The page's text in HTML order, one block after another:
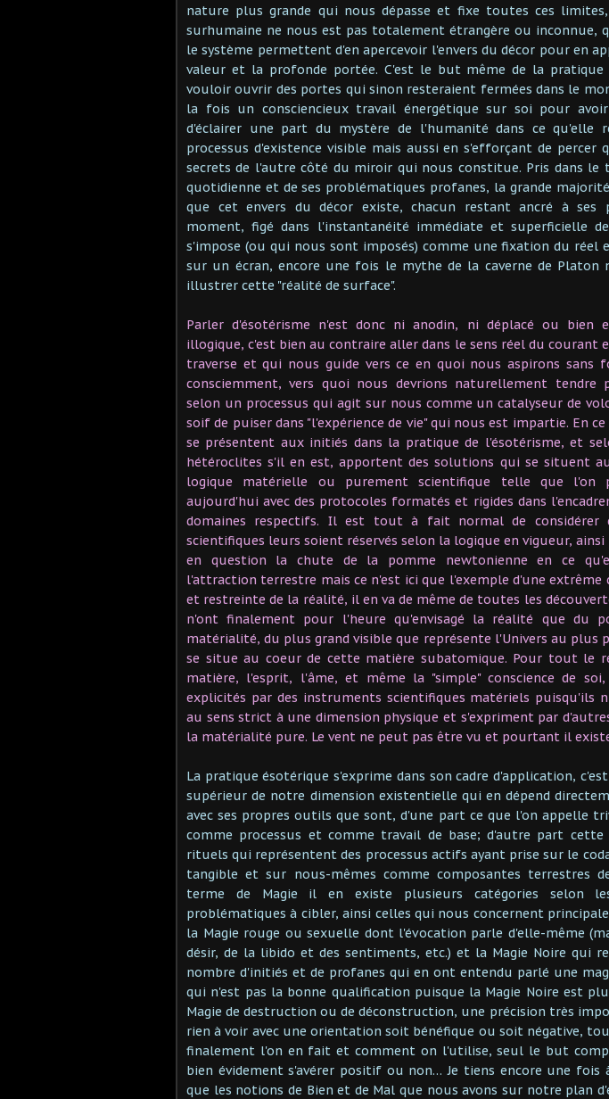
nature plus grande qui nous dépasse et fixe toutes ces
surhumaine ne nous est pas totalement étrangère ou inconnue,
le système permettent d'en apercevoir l'envers du décor pour en
valeur et la profonde portée. C'est le but même de la pratique
vouloir ouvrir des portes qui sinon resteraient fermées dans le
la fois un consciencieux travail énergétique sur soi pour
d'éclairer une part du mystère de l'humanité dans ce qu'elle
processus d'existence visible mais aussi en s'efforçant de percer
secrets de l'autre côté du miroir qui nous constitue. Pris dans le
quotidienne et de ses problématiques profanes, la grande
que cet envers du décor existe, chacun restant ancré à ses
moment, figé dans l'instantanéité immédiate et superficielle
s'impose (ou qui nous sont imposés) comme une fixation du réel
sur un écran, encore une fois le mythe de la caverne de Platon
illustrer cette "réalité de surface".
Parler d'ésotérisme n'est donc ni anodin, ni déplacé ou bien
illogique, c'est bien au contraire aller dans le sens réel du courant
traverse et qui nous guide vers ce en quoi nous aspirons sans
consciemment, vers quoi nous devrions naturellement tendre
selon un processus qui agit sur nous comme un catalyseur de
soif de puiser dans "l'expérience de vie" qui nous est impartie. En
se présentent aux initiés dans la pratique de l'ésotérisme, et
hétéroclites s'il en est, apportent des solutions qui se situent
logique matérielle ou purement scientifique telle que l'on
aujourd'hui avec des protocoles formatés et rigides dans
domaines respectifs. Il est tout à fait normal de considérer
scientifiques leurs soient réservés selon la logique en vigueur,
en question la chute de la pomme newtonienne en ce
l'attraction terrestre mais ce n'est ici que l'exemple d'une extrême
et restreinte de la réalité, il en va de même de toutes les
n'ont finalement pour l'heure qu'envisagé la réalité que du
matérialité, du plus grand visible que représente l'Univers au plus
se situe au coeur de cette matière subatomique. Pour tout le
matière, l'esprit, l'âme, et même la "simple" conscience de
explicités par des instruments scientifiques matériels puisqu'ils
au sens strict à une dimension physique et s'expriment par
la matérialité pure. Le vent ne peut pas être vu et pourtant il
La pratique ésotérique s'exprime dans son cadre d'application,
supérieur de notre dimension existentielle qui en dépend
avec ses propres outils que sont, d'une part ce que l'on appelle
comme processus et comme travail de base; d'autre part cette
rituels qui représentent des processus actifs ayant prise sur le
tangible et sur nous-mêmes comme composantes terrestres
terme de Magie il en existe plusieurs catégories selon
problématiques à cibler, ainsi celles qui nous concernent
la Magie rouge ou sexuelle dont l'évocation parle d'elle-même
désir, de la libido et des sentiments, etc.) et la Magie Noire qui
nombre d'initiés et de profanes qui en ont entendu parlé une
qui n'est pas la bonne qualification puisque la Magie Noire est
Magie de destruction ou de déconstruction, une précision très
rien à voir avec une orientation soit bénéfique ou soit négative,
finalement l'on en fait et comment on l'utilise, seul le but
bien évidement s'avérer positif ou non… Je tiens encore une fois
que les notions de Bien et de Mal que nous avons sur notre plan